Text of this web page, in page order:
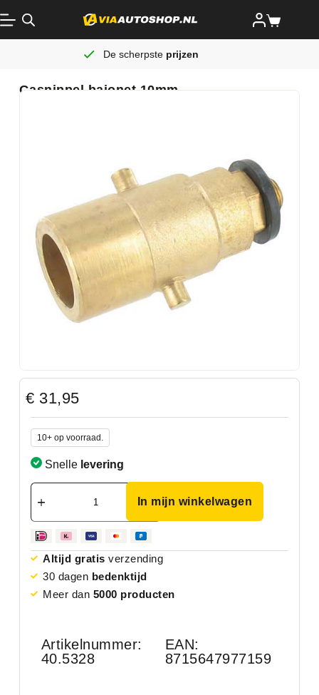
De scherpste prijzen
Gasnippel bajonet 10mm
€ 31,95
10+ op voorraad.
Snelle levering
In mijn winkelwagen
Altijd gratis verzending
30 dagen bedenktijd
Meer dan 5000 producten
Artikelnummer:
40.5328
EAN:
8715647977159